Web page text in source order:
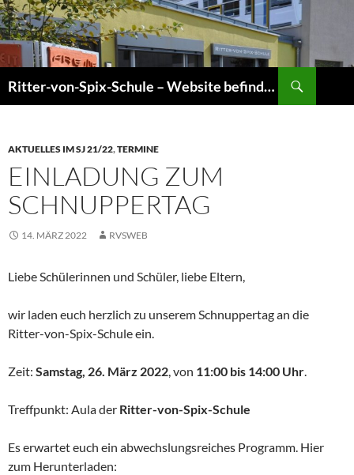
Zum
Inhalt
springen
Ritter-von-Spix-Schule – Website befindet sich gerade im Umbau! Informationen sind jedoch aktuell!
AKTUELLES IM SJ 21/22,TERMINE
EINLADUNG ZUM
SCHNUPPERTAG
14. MÄRZ 2022 RVSWEB
Liebe Schülerinnen und Schüler, liebe Eltern,
wir laden euch herzlich zu unserem Schnuppertag an die
Ritter-von-Spix-Schule ein.
Zeit: Samstag, 26. März 2022, von 11:00 bis 14:00 Uhr.
Treffpunkt: Aula der Ritter-von-Spix-Schule
Es erwartet euch ein abwechslungsreiches Programm. Hier
zum Herunterladen: